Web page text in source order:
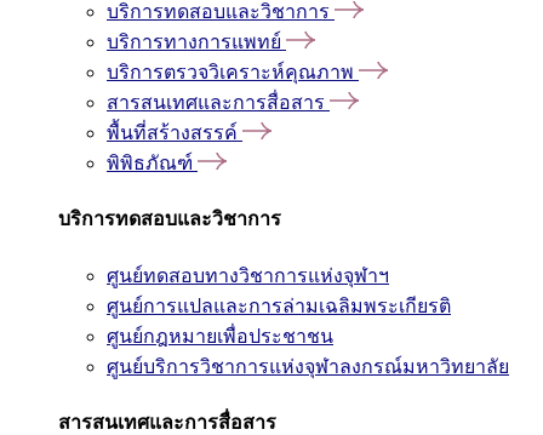
บริการทดสอบและวิชาการ
บริการทางการแพทย์
บริการตรวจวิเคราะห์คุณภาพ
สารสนเทศและการสื่อสาร
พื้นที่สร้างสรรค์
พิพิธภัณฑ์
บริการทดสอบและวิชาการ
ศูนย์ทดสอบทางวิชาการแห่งจุฬาฯ
ศูนย์การแปลและการล่ามเฉลิมพระเกียรติ
ศูนย์กฎหมายเพื่อประชาชน
ศูนย์บริการวิชาการแห่งจุฬาลงกรณ์มหาวิทยาลัย
สารสนเทศและการสื่อสาร